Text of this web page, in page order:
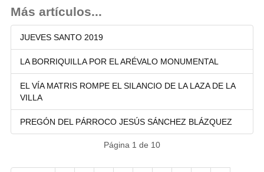
Más artículos...
JUEVES SANTO 2019
LA BORRIQUILLA POR EL ARÉVALO MONUMENTAL
EL VÍA MATRIS ROMPE EL SILANCIO DE LA LAZA DE LA
VILLA
PREGÓN DEL PÁRROCO JESÚS SÁNCHEZ BLÁZQUEZ
Página 1 de 10